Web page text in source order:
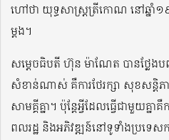
ហៅថា យុទ្ធសាស្រ្តត្រីកោណ នៅឆ្នាំ១
ម្តង។
សម្តេចធិបតី ហ៊ុន ម៉ាណែត បានថ្លែង
សំខាន់ណាស់ គឺការថែរក្សា សុខសន្តិភា
សាមគ្គីគ្នា។ ប៉ុន្តែអ្វីដែលធ្វើជាមួយគ្ន
ពលរដ្ឋ និងអភិវឌ្ឍន៍នៅទូទាំងប្រទេសក